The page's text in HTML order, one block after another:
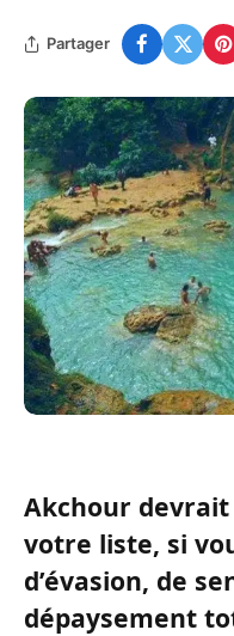
Partager
Akchour
votre liste, si
d’évasion, de
dépaysement